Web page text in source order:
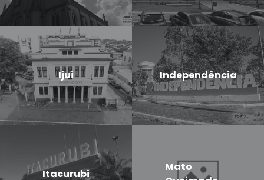
Ijui Independência
Itacurubi
Mato